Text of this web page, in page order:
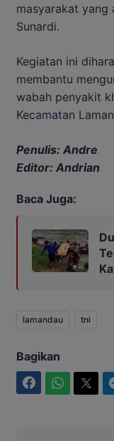
masyarakat yang
Sunardi.
Kegiatan ini
membantu
wabah penyakit
Kecamatan
Penulis: Andre
Editor: Andrian
Baca Juga:
lamandau tni
Bagikan